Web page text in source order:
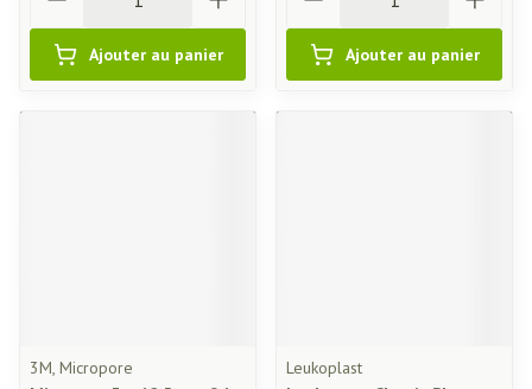
Ajouter au panier Ajouter au panier
3M, Micropore
Leukoplast